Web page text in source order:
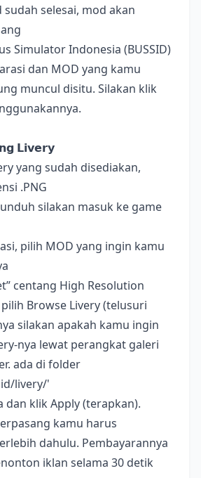
sudah selesai, mod akan
Simulator Indonesia (BUSSID)
dan MOD yang kamu
muncul disitu. Silakan klik
𝗟𝗶𝘃𝗲𝗿𝘆
yang sudah disediakan,
.PNG
silakan masuk ke game
pilih MOD yang ingin kamu
centang High Resolution
Browse Livery (telusuri
silakan apakah kamu ingin
nya lewat perangkat galeri
ada di folder
livery/'
dan klik Apply (terapkan).
kamu harus
dahulu. Pembayarannya
iklan selama 30 detik